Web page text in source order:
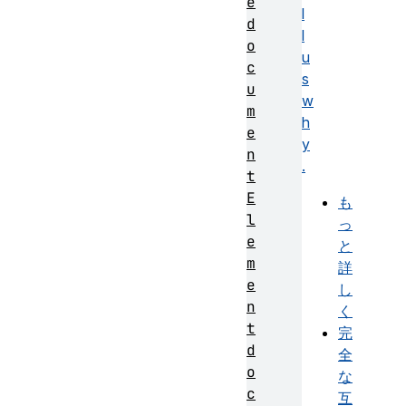
l
l
u
s
w
h
y
.
も
っ
と
詳
し
く
完
全
な
互
d
o
c
u
m
e
n
t
E
l
e
m
e
n
t
d
o
c